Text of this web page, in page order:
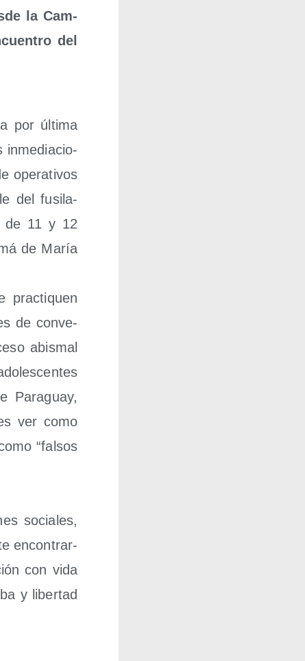
la Cam­
del
por últi­ma
inme­dia­cio­
ope­ra­ti­vos
del fusi­la­
de 11 y 12
de María
prac­ti­quen
de con­ve­
abis­mal
Para­guay,
ver como
“fal­sos
socia­les,
encon­trar­
con vida
y liber­tad